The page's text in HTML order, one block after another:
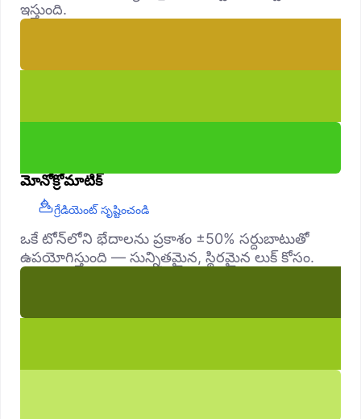
ఇస్తుంది.
మోనోక్రోమాటిక్
గ్రేడియెంట్ సృష్టించండి
ఒకే టోన్‌లోని భేదాలను ప్రకాశం ±50% సర్దుబాటుతో
ఉపయోగిస్తుంది — సున్నితమైన, స్థిరమైన లుక్ కోసం.